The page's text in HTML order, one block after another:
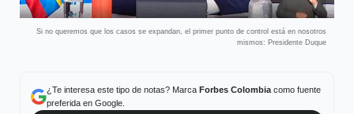
Si no queremos que los casos se expandan, el primer punto de control está en nosotros
mismos: Presidente Duque
¿Te interesa este tipo de notas? Marca Forbes Colombiacomo fuente
preferida en Google.